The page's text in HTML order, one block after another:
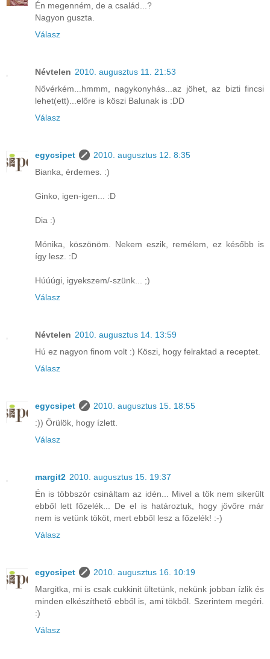
Én megenném, de a család...?
Nagyon guszta.
Válasz
Névtelen 2010. augusztus 11. 21:53
Nővérkém...hmmm, nagykonyhás...az jöhet, az bizti fincsi
lehet(ett)...előre is köszi Balunak is :DD
Válasz
egycsipet
2010. augusztus 12. 8:35
Bianka, érdemes. :)
Ginko, igen-igen... :D
Dia :)
Mónika, köszönöm. Nekem eszik, remélem, ez később is
így lesz. :D
Húúúgi, igyekszem/-szünk... ;)
Válasz
Névtelen 2010. augusztus 14. 13:59
Hú ez nagyon finom volt :) Köszi, hogy felraktad a receptet.
Válasz
egycsipet
2010. augusztus 15. 18:55
:)) Örülök, hogy ízlett.
Válasz
margit2 2010. augusztus 15. 19:37
Én is többször csináltam az idén... Mivel a tök nem sikerült
ebből lett főzelék... De el is határoztuk, hogy jövőre már
nem is vetünk tököt, mert ebből lesz a főzelék! :-)
Válasz
egycsipet
2010. augusztus 16. 10:19
Margitka, mi is csak cukkinit ültetünk, nekünk jobban ízlik és
minden elkészíthető ebből is, ami tökből. Szerintem megéri.
:)
Válasz